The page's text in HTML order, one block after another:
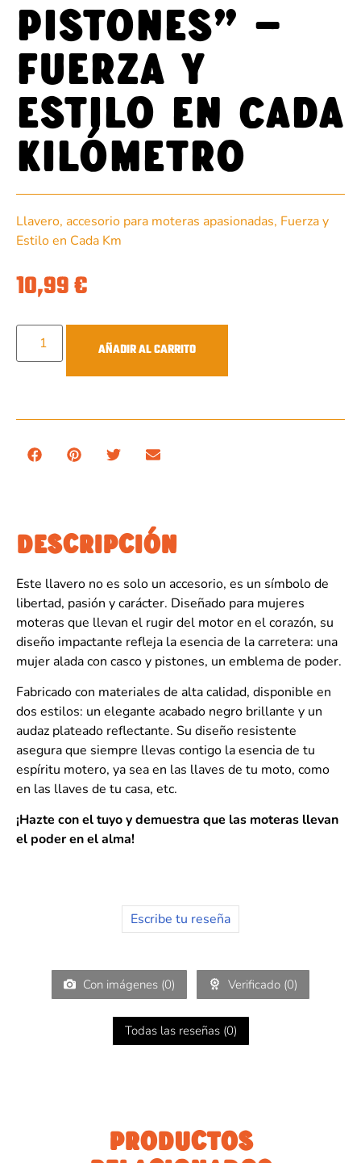
Pistones” –
Fuerza y ​​
Estilo en Cada
Kilómetro
Llavero, accesorio para moteras apasionadas, Fuerza y ​​
Estilo en Cada Km
10,99€
AÑADIR AL CARRITO
DESCRIPCIÓN
Este llavero no es solo un accesorio, es un símbolo de
libertad, pasión y carácter. Diseñado para mujeres
moteras que llevan el rugir del motor en el corazón, su
diseño impactante refleja la esencia de la carretera: una
mujer alada con casco y pistones, un emblema de poder.
Fabricado con materiales de alta calidad, disponible en
dos estilos: un elegante acabado negro brillante y un
audaz plateado reflectante. Su diseño resistente
asegura que siempre llevas contigo la esencia de tu
espíritu motero, ya sea en las llaves de tu moto, como
en las llaves de tu casa, etc.
¡Hazte con el tuyo y demuestra que las moteras llevan
el poder en el alma!
Escribe tu reseña
Con imágenes (0) Verificado (0)
Todas las reseñas (0)
PRODUCTOS